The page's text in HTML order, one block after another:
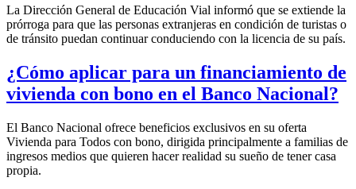
La Dirección General de Educación Vial informó que se extiende la
prórroga para que las personas extranjeras en condición de turistas o
de tránsito puedan continuar conduciendo con la licencia de su país.
¿Cómo aplicar para un financiamiento de
vivienda con bono en el Banco Nacional?
El Banco Nacional ofrece beneficios exclusivos en su oferta
Vivienda para Todos con bono, dirigida principalmente a familias de
ingresos medios que quieren hacer realidad su sueño de tener casa
propia.